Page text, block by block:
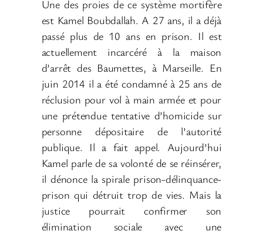
Une des proies de ce système mortifère
est Kamel Boubdallah. A 27 ans, il a déjà
passé plus de 10 ans en prison. Il est
actuellement incarcéré à la maison
d’arrêt des Baumettes, à Marseille. En
juin 2014 il a été condamné à 25 ans de
réclusion pour vol à main armée et pour
une prétendue tentative d’homicide sur
personne dépositaire de l’autorité
publique. Il a fait appel. Aujourd’hui
Kamel parle de sa volonté de se réinsérer,
il dénonce la spirale prison-délinquance-
prison qui détruit trop de vies. Mais la
justice pourrait confirmer son
élimination sociale avec une